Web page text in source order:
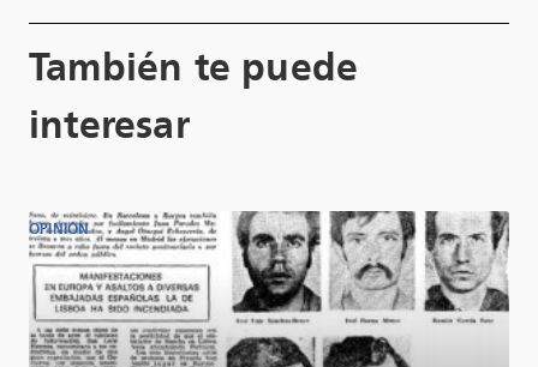
También te puede
interesar
OPINIÓN